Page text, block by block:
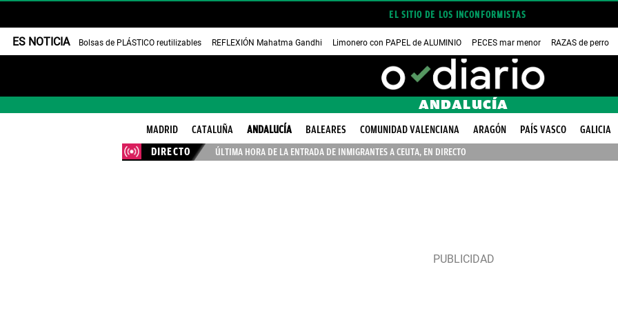
EL SITIO DE LOS INCONFORMISTAS
ES NOTICIA Bolsas de PLÁSTICO reutilizables REFLEXIÓN Mahatma Gandhi Limonero con PAPEL de ALUMINIO PECES mar menor RAZAS de perro
ANDALUCÍA
MADRID CATALUÑA ANDALUCÍA BALEARES COMUNIDAD VALENCIANA ARAGÓN PAÍS VASCO GALICIA
DIRECTO
ÚLTIMA HORA DE LA ENTRADA DE INMIGRANTES A CEUTA, EN DIRECTO